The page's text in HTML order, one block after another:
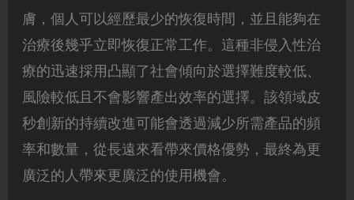
膚，個人可以經歷最少的恢復時間，並且能夠在
治療後幾乎立即恢復正常工作。這種非侵入性治
療的迅速採用凸顯了社會傾向於選擇難度較低、
風險較低且不會影響產出效率的選擇。該領域皮
秒創新的持續改進可能會透過減少所需產品的頻
率和數量，從長遠來看帶來價格優勢，最終為更
廣泛的人帶來更廣泛的使用機會。